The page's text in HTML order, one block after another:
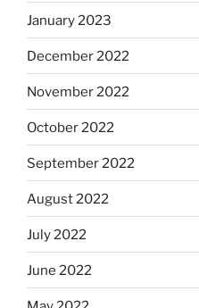
January 2023
December 2022
November 2022
October 2022
September 2022
August 2022
July 2022
June 2022